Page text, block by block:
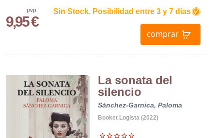
pvp.
9,95 €
Sin Stock. Posibilidad entre 3 y 7 días
comprar
La sonata del
silencio
Sánchez-Garnica, Paloma
Booket Logista (2022)